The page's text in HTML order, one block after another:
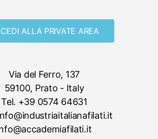
ALLA PRIVATE AREA
Via del Ferro, 137
59100, Prato - Italy
Tel. +39 0574 64631